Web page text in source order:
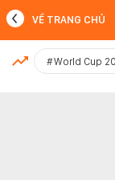
MỚI NHẤT
VỀ TRANG CHỦ
#World Cup